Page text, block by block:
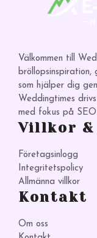
Välkommen till
bröllopsinspiration,
som hjälper dig
Weddingtimes
med fokus på SEO
Villkor
Företagsinlogg
Integritetspolicy
Allmänna villkor
Kontakt
Om oss